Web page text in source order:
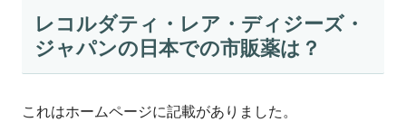
レコルダティ・レア・ディジーズ・
ジャパンの日本での市販薬は？
これはホームページに記載がありました。